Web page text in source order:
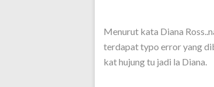
Menurut kata Diana
terdapat typo error yang
kat hujung tu jadi la Diana.